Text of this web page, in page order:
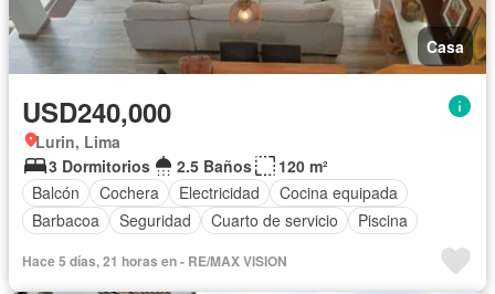
Casa
USD240,000
Lurin, Lima
3 Dormitorios
2.5 Baños
120 m²
Balcón
Cochera Electricidad
Cocina equipada
Barbacoa
Seguridad Cuarto de servicio Piscina
Hace 5 días, 21 horas en - RE/MAX VISION